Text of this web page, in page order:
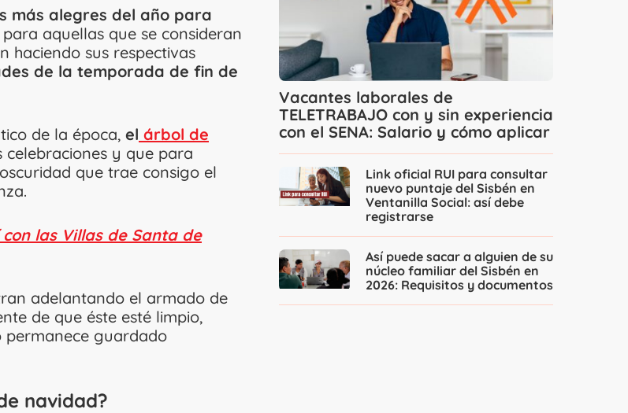
más alegres del año para
aquellas que se consideran
haciendo sus respectivas
de la temporada de fin de
de la época, el árbol de
celebraciones y que para
que trae consigo el
las Villas de Santa de
adelantando el armado de
de que éste esté limpio,
guardado
navidad?
Vacantes laborales de
TELETRABAJO con y sin experiencia
con el SENA: Salario y cómo aplicar
Link oficial RUI para consultar
nuevo puntaje del Sisbén en
Ventanilla Social: así debe
registrarse
Así puede sacar a alguien de su
núcleo familiar del Sisbén en
2026: Requisitos y documentos